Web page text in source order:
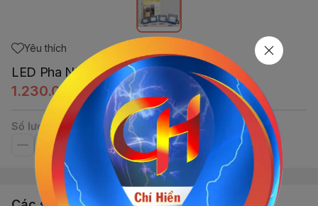
Yêu thích
LED Pha NLMT 200W IP76 TKL
1.230.000đ
Số lượng